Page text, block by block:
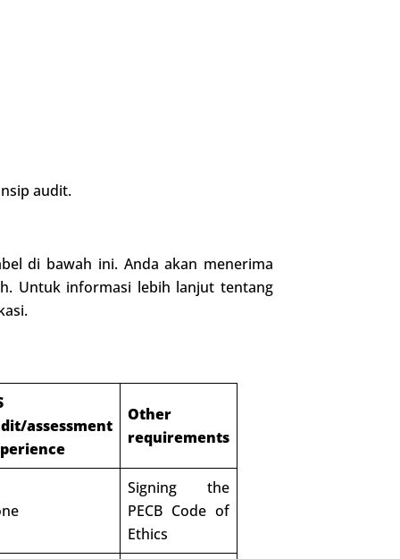
audit.
di bawah ini. Anda akan menerima
Untuk informasi lebih lanjut tentang
assessment
Other
requirements
Signing the
PECB Code of
Ethics